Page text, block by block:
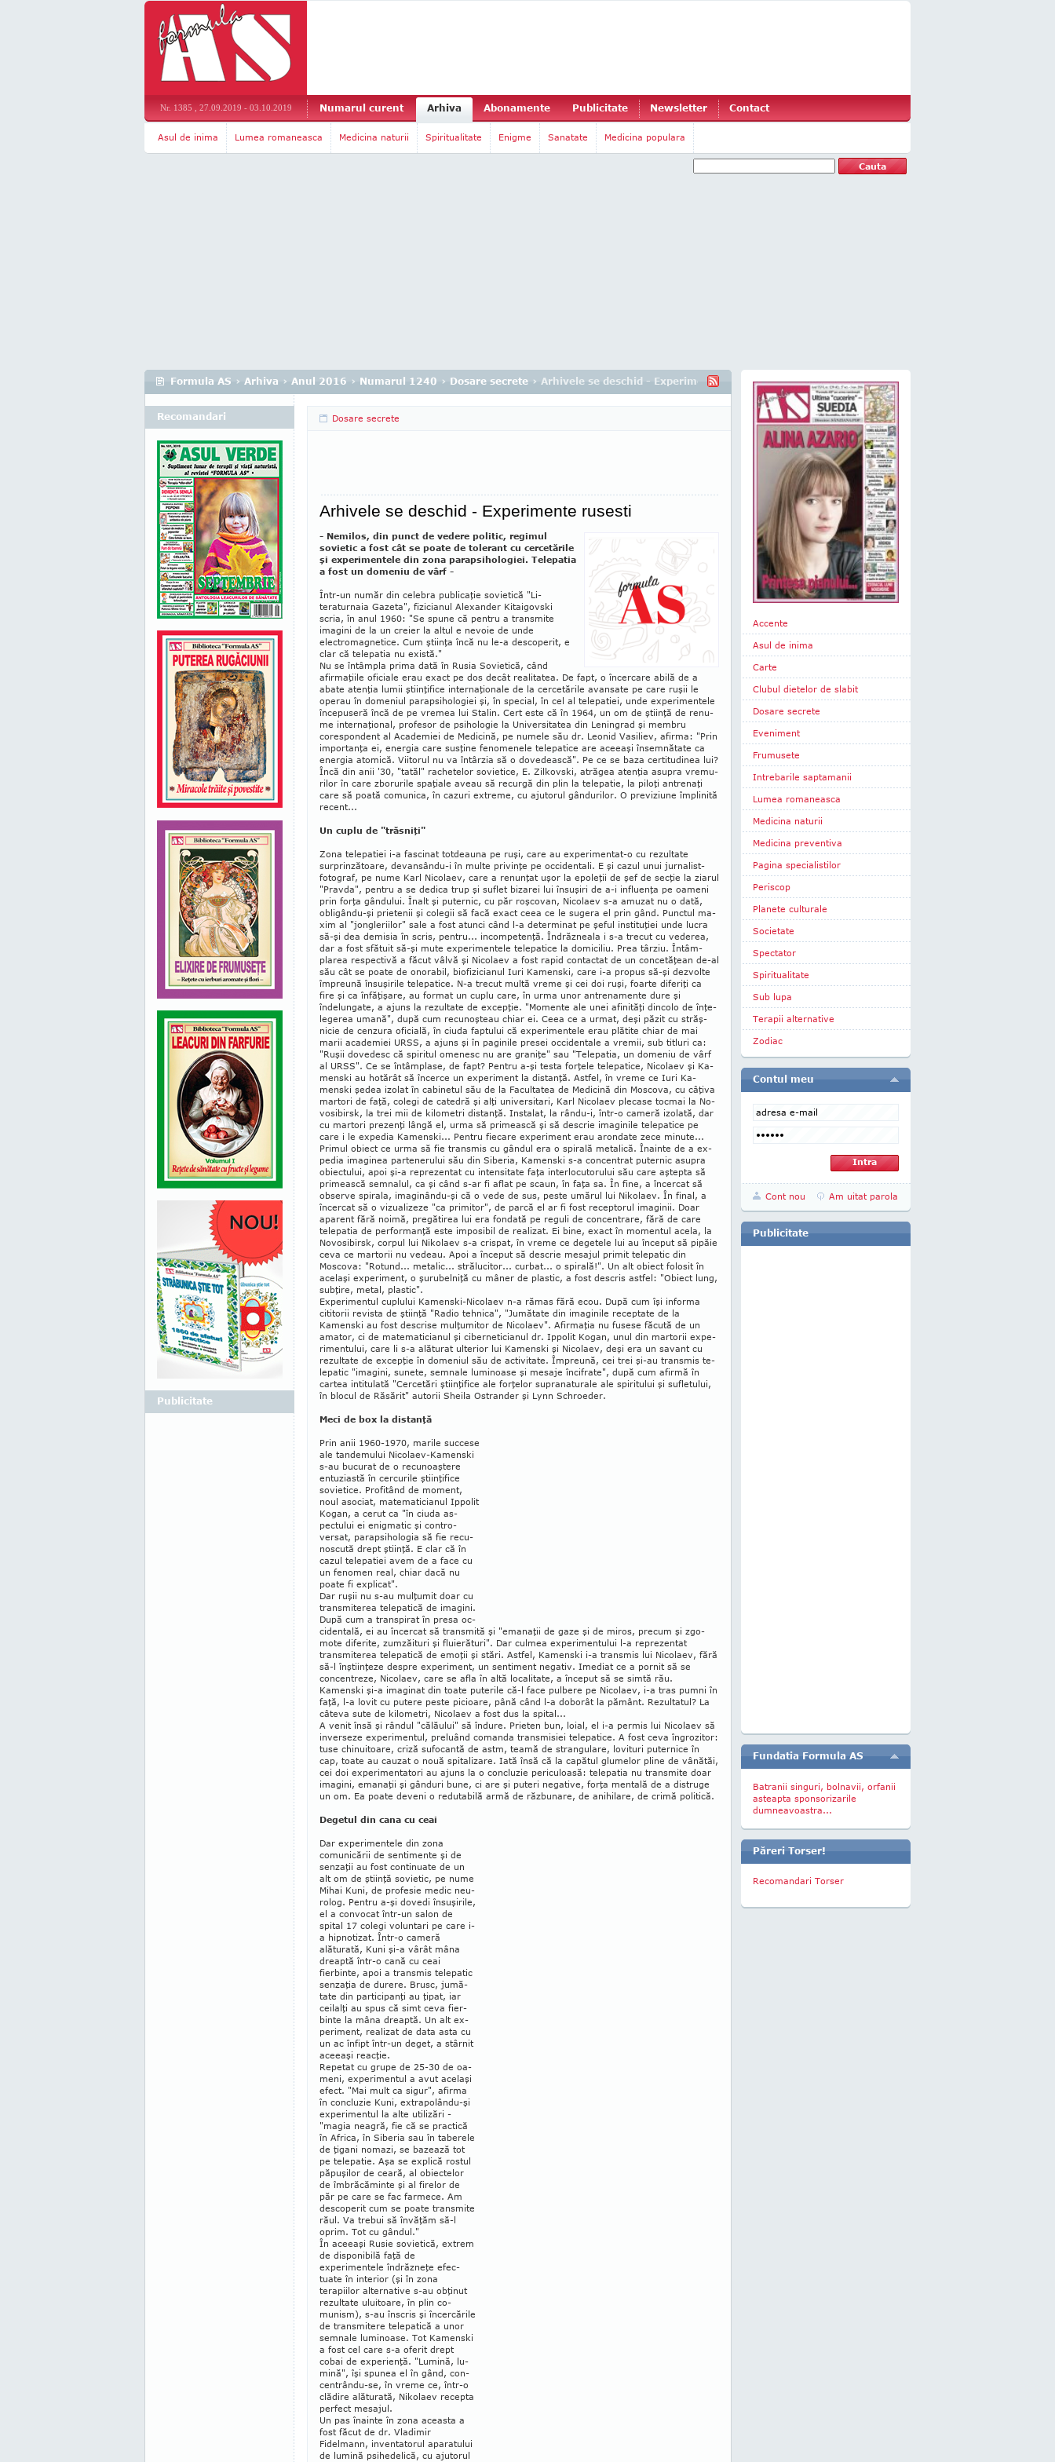
Nr. 1385 , 27.09.2019 - 03.10.2019 Numarul curent Arhiva Abonamente Publicitate Newsletter Contact
Asul de inima Lumea romaneasca Medicina naturii Spiritualitate Enigme Sanatate Medicina populara
Formula AS › Arhiva › Anul 2016 › Numarul 1240 › Dosare secrete › Arhivele se deschid - Experimente rusesti
Dosare secrete
Arhivele se deschid - Experimente rusesti
- Nemilos, din punct de vedere politic, regimul
sovietic a fost cât se poate de tolerant cu cercetările
şi experimentele din zona parapsihologiei. Telepatia
a fost un domeniu de vârf -
Într-un număr din celebra publicaţie sovietică "Li­
teraturnaia Gazeta", fizicianul Alexander Ki­taigovski
scria, în anul 1960: "Se spune că pen­tru a transmite
imagini de la un creier la altul e ne­voie de unde
electromagnetice. Cum ştiinţa încă nu le-a descoperit, e
clar că telepatia nu există."
Nu se întâmpla prima dată în Rusia Sovietică, când
afirmaţiile oficiale erau exact pe dos decât re­alitatea. De fapt, o încercare abilă de a
abate atenţia lumii ştiinţifice in­ternaţionale de la cercetările avan­­sate pe care ruşii le
operau în do­meniul parapsi­ho­logiei şi, în spe­cial, în cel al tele­patiei, unde ex­pe­ri­men­tele
înce­pu­seră încă de pe vremea lui Stalin. Cert este că în 1964, un om de ştiinţă de re­nu­
me inter­na­ţional, profesor de psi­ho­logie la Universitatea din Le­nin­­grad şi mem­bru
corespondent al Academiei de Me­dicină, pe nu­me­le său dr. Leonid Va­si­liev, afir­ma: "Prin
importanţa ei, ener­gia care susţine fenomenele te­lepatice are aceeaşi însemnătate ca
ener­gia ato­mică. Viitorul nu va în­târ­zia să o dove­dească". Pe ce se ba­za certitudinea lui?
Încă din anii '30, "tatăl" ra­chetelor so­vietice, E. Zil­kovski, atră­gea atenţia asu­pra vre­mu­
rilor în care zbo­rurile spaţiale aveau să re­curgă din plin la telepatie, la piloţi antrenaţi
care să poa­tă comunica, în cazuri ex­treme, cu ajutorul gân­durilor. O previziune îm­plinită
recent...
Un cuplu de "trăsniţi"
Zona telepatiei i-a fascinat totdeauna pe ruşi, care au experimentat-o cu rezultate
surprinzătoare, de­van­sându-i în multe privinţe pe occidentali. E şi cazul unui jurnalist-
fotograf, pe nume Karl Nicolaev, care a re­nunţat uşor la epoleţii de şef de secţie la ziarul
"Prav­­da", pentru a se dedica trup şi suflet bizarei lui în­suşiri de a-i influenţa pe oameni
prin forţa gândului. Înalt şi puternic, cu păr roşcovan, Nicolaev s-a amu­zat nu o dată,
obligându-şi prie­tenii şi colegii să facă exact ceea ce le sugera el prin gând. Punctul ma­
xim al "jon­gleriilor" sale a fost atunci când l-a de­ter­minat pe şeful instituţiei unde lucra
să-şi dea de­mi­sia în scris, pentru... in­competenţă. Îndrăzneala i s-a tre­cut cu vederea,
dar a fost sfătuit să-şi mute ex­pe­ri­men­tele telepatice la domiciliu. Prea târziu. În­tâm­
plarea respectivă a făcut vâlvă şi Nicolaev a fost rapid contactat de un concetăţean de-al
său cât se poate de onorabil, biofizicianul Iuri Kamenski, care i-a propus să-şi dezvolte
împreună în­suşirile telepatice. N-a tre­cut multă vre­me şi cei doi ruşi, foarte diferiţi ca
fire şi ca înfăţişare, au format un cuplu care, în urma unor an­trenamente dure şi
îndelungate, a ajuns la re­zul­tate de ex­cep­ţie. "Momente ale unei afi­ni­tăţi din­colo de în­ţe­
legerea umană", după cum recunoşteau chiar ei. Ceea ce a urmat, deşi păzit cu străş­
nicie de cen­zu­ra oficială, în ciuda faptului că ex­pe­rimentele erau plă­tite chiar de mai
marii aca­demiei URSS, a ajuns şi în paginile presei occidentale a vremii, sub titluri ca:
"Ruşii dovedesc că spiritul omenesc nu are graniţe" sau "Telepatia, un domeniu de vârf
al URSS". Ce se în­tâmplase, de fapt? Pen­tru a-şi testa for­ţele tele­pa­tice, Ni­colaev şi Ka­
menski au hotărât să încerce un ex­­periment la distanţă. Astfel, în vreme ce Iuri Ka­
mens­ki şedea izolat în cabinetul său de la Facul­tatea de Medicină din Mos­cova, cu câţiva
martori de faţă, co­legi de catedră şi alţi universitari, Karl Nicolaev plecase tocmai la No­
vosibirsk, la trei mii de ki­lometri dis­tanţă. Instalat, la rându-i, într-o ca­meră izo­lată, dar
cu martori prezenţi lângă el, urma să primească şi să descrie ima­gi­nile tele­pa­tice pe
care i le expedia Ka­menski... Pentru fie­care experiment erau aron­date zece mi­nute...
Primul obiect ce urma să fie transmis cu gândul era o spirală metalică. Înainte de a ex­
pedia ima­ginea par­­­tenerului său din Siberia, Ka­menski s-a concen­trat puternic asupra
obiec­tului, apoi şi-a re­pre­zen­tat cu intensitate faţa interlocutorului său care aştepta să
primească sem­nalul, ca şi când s-ar fi aflat pe scaun, în faţa sa. În fine, a în­cercat să
observe spi­rala, ima­ginându-şi că o vede de sus, peste umărul lui Ni­kolaev. În final, a
încercat să o vizualizeze "ca pri­mitor", de parcă el ar fi fost re­cep­torul imaginii. Doar
aparent fără noimă, pregătirea lui era fondată pe re­guli de concentrare, fără de care
telepatia de per­for­man­ţă este im­posibil de realizat. Ei bine, exact în mo­mentul acela, la
Novosibirsk, corpul lui Ni­kolaev s-a crispat, în vreme ce de­ge­tele lui au în­ce­put să pipăie
ceva ce mar­torii nu vedeau. Apoi a început să des­crie mesajul primit telepatic din
Moscova: "Ro­tund... metalic... strălucitor... curbat... o spirală!". Un alt obiect folosit în
acelaşi ex­­pe­ri­ment, o şurubelniţă cu mâner de plastic, a fost de­scris astfel: "Obiect lung,
subţire, metal, plastic".
Experimentul cuplului Kamenski-Nicolaev n-a ră­mas fără ecou. După cum îşi informa
cititorii re­vista de ştiinţă "Ra­dio tehnica", "Jumătate din ima­gi­nile re­ceptate de la
Kamenski au fost des­crise mul­ţumitor de Nicolaev". Afirmaţia nu fusese făcută de un
amator, ci de ma­te­maticianul şi ciberneticianul dr. Ippolit Kogan, unul din martorii ex­pe­
ri­mentului, care li s-a alăturat ulterior lui Kamenski şi Nicolaev, deşi era un sa­vant cu
rezultate de excepţie în do­meniul său de activitate. Împreună, cei trei şi-au trans­mis te­
lepatic "ima­gini, sunete, semnale lu­mi­noase şi mesaje încifrate", după cum afirmă în
cartea intitulată "Cer­ce­tări ştiin­ţifice ale forţelor su­pra­na­turale ale spi­ritului şi sufletului,
în blocul de Ră­să­rit" autorii Sheila Ostrander şi Lynn Schroeder.
Meci de box la distanţă
Prin anii 1960-1970, marile suc­cese
ale tan­de­mu­lui Nicolaev-Ka­menski
s-au bucurat de o recunoaş­te­re
entuziastă în cercurile ştiinţifice
sovietice. Profitând de moment,
noul asociat, matematicianul Ippolit
Ko­gan, a cerut ca "în ciuda as­
pectului ei enig­matic şi con­­tro­
versat, para­psi­hologia să fie recu­
nos­cută drept şti­inţă. E clar că în
cazul telepatiei avem de a face cu
un feno­men real, chiar dacă nu
poate fi ex­plicat".
Dar ruşii nu s-au mulţumit doar cu
transmiterea telepatică de ima­gini.
După cum a transpirat în presa oc­
cidentală, ei au încercat să trans­mită şi "emanaţii de gaze şi de mi­ros, pre­cum şi zgo­
mote diferite, zum­zăituri şi fluierături". Dar cul­mea experi­mentului l-a reprezentat
transmiterea te­le­patică de emoţii şi stări. Astfel, Kamenski i-a trans­mis lui Nicolaev, fără
să-l înştiinţeze despre ex­pe­riment, un sentiment negativ. Imediat ce a pornit să se
concentreze, Nicolaev, care se afla în altă loca­litate, a început să se simtă rău.
Kamenski şi-a imaginat din toate puterile că-l face pulbere pe Ni­colaev, i-a tras pumni în
faţă, l-a lovit cu pu­tere pes­te picioare, până când l-a doborât la pă­mânt. Rezul­tatul? La
câteva sute de kilometri, Ni­co­laev a fost dus la spital...
A venit însă şi rândul "călăului" să îndure. Prieten bun, loial, el i-a permis lui Nicolaev să
inverseze ex­pe­rimentul, preluând comanda trans­misiei telepatice. A fost ceva îngrozitor:
tuse chinuitoare, criză sufocantă de astm, teamă de stran­gulare, lovituri puternice în
cap, toate au cauzat o nouă spitalizare. Iată însă că la ca­pătul glumelor pline de vânătăi,
cei doi experi­men­tatori au ajuns la o concluzie periculoasă: telepatia nu transmite doar
imagini, emanaţii şi gânduri bune, ci are şi pu­teri negative, forţa mentală de a distruge
un om. Ea poate deveni o re­dutabilă armă de răzbunare, de ani­hilare, de crimă politică.
Degetul din cana cu ceai
Dar experimentele din zona
comunicării de sen­ti­mente şi de
senzaţii au fost continuate de un
alt om de ştiinţă sovietic, pe nume
Mihai Kuni, de profesie me­dic neu­
rolog. Pentru a-şi dovedi în­suşirile,
el a con­vocat într-un sa­lon de
spital 17 colegi voluntari pe care i-
a hipnotizat. Într-o ca­me­ră
alăturată, Kuni şi-a vârât mâna
dreaptă într-o cană cu ceai
fierbinte, apoi a transmis telepatic
senzaţia de durere. Brusc, ju­mă­
tate din participanţi au ţi­pat, iar
ceilalţi au spus că simt ceva fier­
binte la mâna dreaptă. Un alt ex­
pe­ri­ment, realizat de data asta cu
un ac în­fipt într-un de­get, a stârnit
aceeaşi reac­ţie.
Repetat cu grupe de 25-30 de oa­
meni, experi­men­tul a avut acelaşi
efect. "Mai mult ca sigur", afirma
în concluzie Kuni, ex­tra­po­lându-şi
expe­ri­mentul la alte uti­lizări -
"magia neagră, fie că se practică
în Africa, în Si­beria sau în ta­berele
de ţi­gani no­mazi, se bazează tot
pe te­le­patie. Aşa se explică rostul
pă­pu­şilor de ceară, al obiectelor
de îm­bră­că­minte şi al fi­relor de
păr pe care se fac farmece. Am
des­coperit cum se poate transmite
răul. Va trebui să în­văţăm să-l
oprim. Tot cu gân­dul."
În aceeaşi Rusie sovietică, extrem
de dis­­ponibilă faţă de
experimentele în­drăz­neţe efec­
tuate în interior (şi în zo­na
terapiilor alternative s-au ob­ţinut
re­zultate ului­toare, în plin co­
munism), s-au înscris şi în­cer­cările
de trans­mi­te­re telepatică a unor
semnale lu­minoase. Tot Kamenski
a fost cel care s-a oferit drept
cobai de experienţă. "Lu­­mi­nă, lu­
mi­nă", îşi spunea el în gând, con­
cen­trân­du-se, în vre­me ce, într-o
clădire ală­tu­rată, Niko­laev re­cepta
perfect me­sajul.
Un pas înainte în zona aceasta a
fost făcut de dr. Vla­dimir
Fidelmann, inventatorul apa­ra­tu­lui
de lumină psihedelică, cu ajutorul
Recomandari
Publicitate
Accente
Asul de inima
Carte
Clubul dietelor de slabit
Dosare secrete
Eveniment
Frumusete
Intrebarile saptamanii
Lumea romaneasca
Medicina naturii
Medicina preventiva
Pagina specialistilor
Periscop
Planete culturale
Societate
Spectator
Spiritualitate
Sub lupa
Terapii alternative
Zodiac
Contul meu
Cont nou Am uitat parola
Publicitate
Fundatia Formula AS
Batranii singuri, bolnavii, orfanii
asteapta sponsorizarile
dumneavoastra...
Păreri Torser!
Recomandari Torser